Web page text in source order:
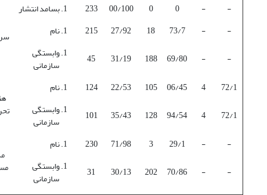
-
-
0
0
00/100
233
بسامد انتشار
-
-
73/7
18
27/92
215 نام
-
-
69/80
188
31/19
45 وابستگی
سازمانی
72/1
4
06/45
105
22/53
124 نام
72/1
4
94/54
128
35/43
101 وابستگی
سازمانی
-
-
29/1
3
71/98
230 نام
-
-
70/86
202
30/13
31 وابستگی
سازمانی